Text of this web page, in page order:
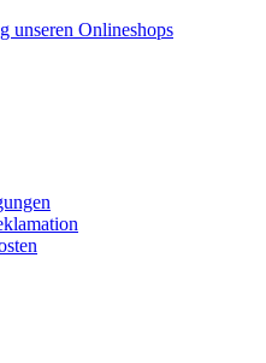
unseren Onlineshops